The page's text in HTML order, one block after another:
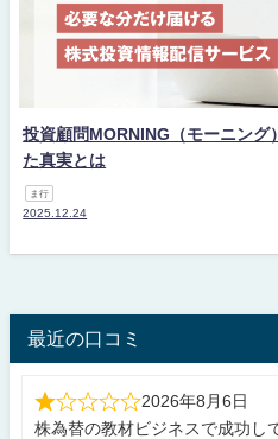
投資顧問MORNING（モーニング
た真実とは
ま行
2025.12.24
最近の口コミ
2026年8月6日
株為替の教材ビジネスで成功し